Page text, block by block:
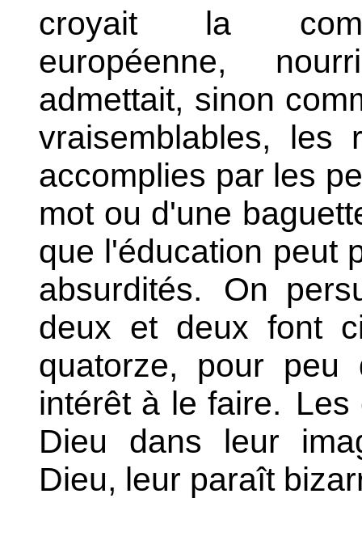
croyait la
européenne,
admettait, sinon
vraisemblables, les
accomplies par les
mot ou d'une
que l'éducation peut
absurdités.
On
deux et deux font
quatorze, pour peu
intérêt à le faire. Les
Dieu dans leur
Dieu, leur paraît